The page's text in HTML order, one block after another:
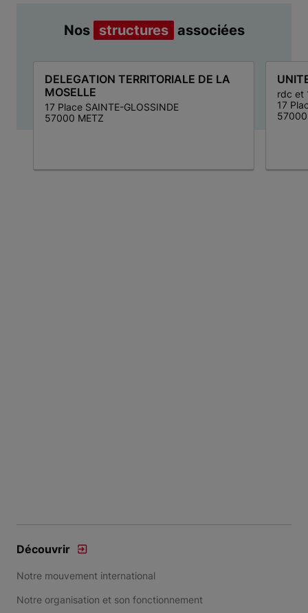
Nos structures associées
DELEGATION TERRITORIALE DE LA
MOSELLE
17 Place SAINTE-GLOSSINDE
57000 METZ
rdc et
17
Découvrir
Notre mouvement international
Notre organisation et son fonctionnement